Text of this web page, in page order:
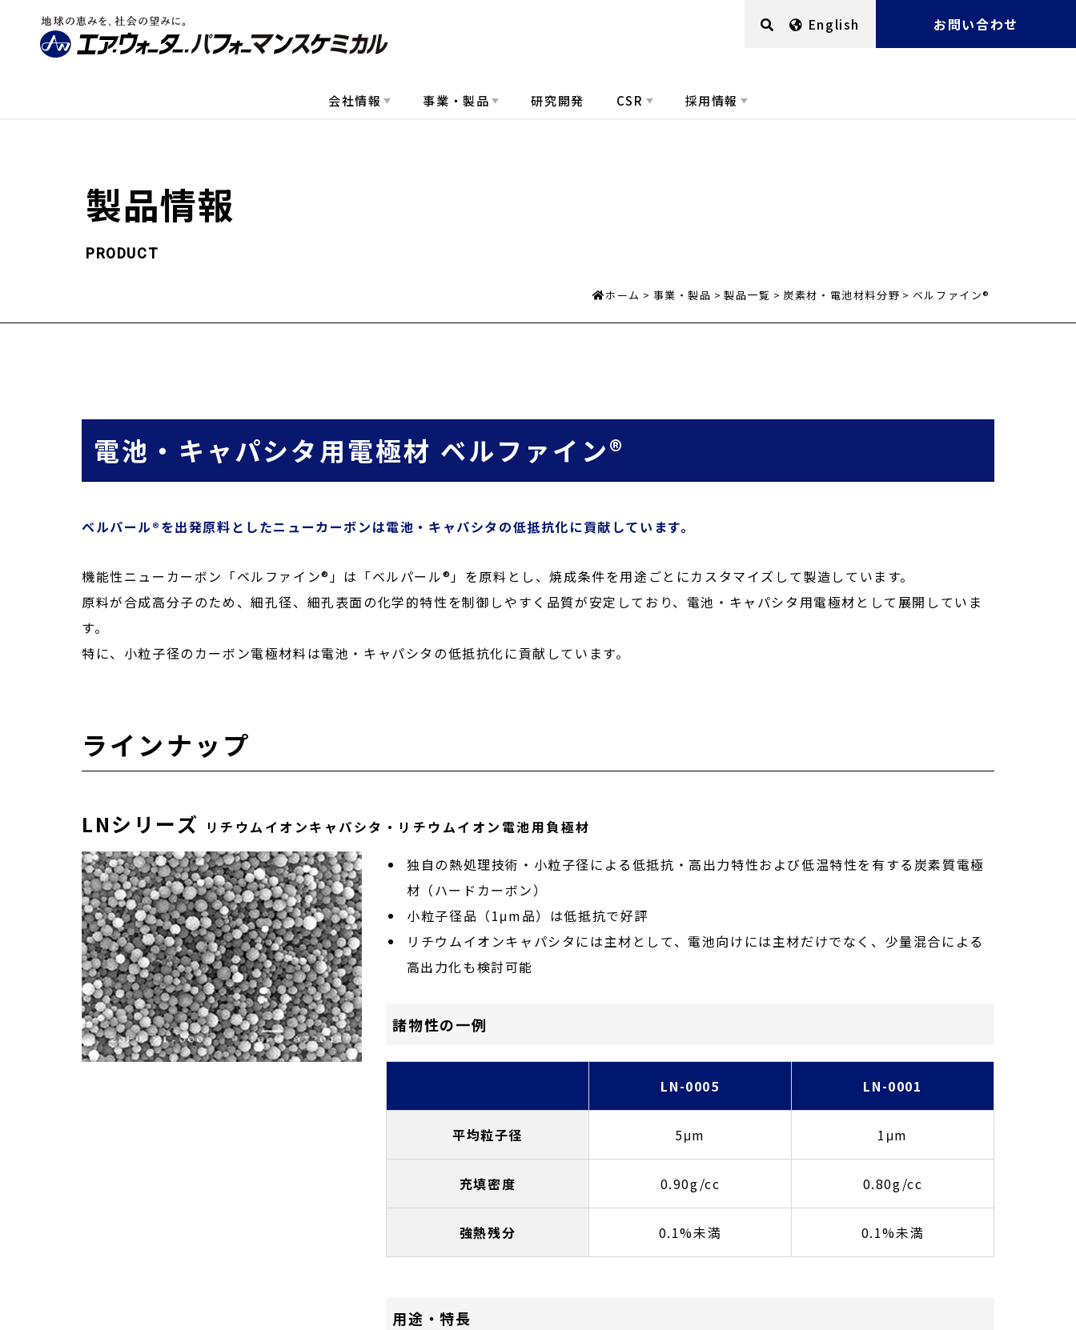
English お問い合わせ
会社情報 事業・製品 研究開発 CSR 採用情報
製品情報
PRODUCT
ホーム 事業・製品 製品一覧 炭素材・電池材料分野 ベルファイン®
電池・キャパシタ用電極材 ベルファイン®
ベルパール®を出発原料としたニューカーボンは電池・キャパシタの低抵抗化に貢献しています。
機能性ニューカーボン「ベルファイン®」は「ベルパール®」を原料とし、焼成条件を用途ごとにカスタマイズして製造しています。
原料が合成高分子のため、細孔径、細孔表面の化学的特性を制御しやすく品質が安定しており、電池・キャパシタ用電極材として展開していま
す。
特に、小粒子径のカーボン電極材料は電池・キャパシタの低抵抗化に貢献しています。
ラインナップ
LNシリーズ リチウムイオンキャパシタ・リチウムイオン電池用負極材
独自の熱処理技術・小粒子径による低抵抗・高出力特性および低温特性を有する炭素質電極
材（ハードカーボン）
小粒子径品（1μm品）は低抵抗で好評
リチウムイオンキャパシタには主材として、電池向けには主材だけでなく、少量混合による
高出力化も検討可能
諸物性の一例
LN-0005 LN-0001
平均粒子径 5μm 1μm
充填密度 0.90g/cc 0.80g/cc
強熱残分 0.1%未満 0.1%未満
用途・特長